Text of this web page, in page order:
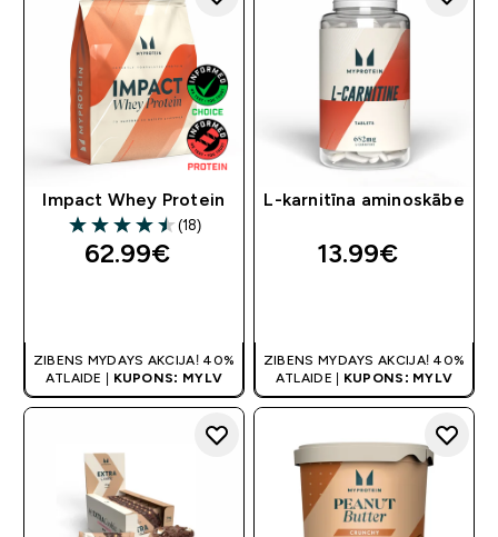
Impact Whey Protein
4.5 out of 5 stars
(18)
62.99€‎
ZIBENS MYDAYS AKCIJA! 40%
ATLAIDE |
KUPONS: MYLV
L-karnitīna aminoskābe
13.99€‎
ZIBENS MYDAYS AKCIJA! 40%
ATLAIDE | KUPONS: MYLV